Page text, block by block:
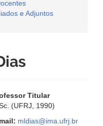
e Adjuntos
Titular
(UFRJ, 1990)
mldias@ima.ufrj.br